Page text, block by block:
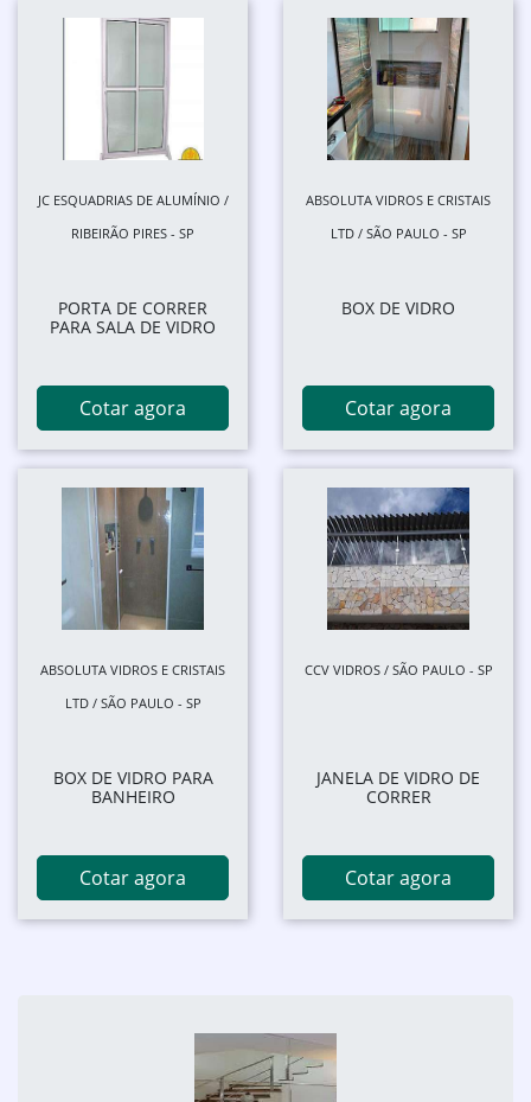
JC ESQUADRIAS DE ALUMÍNIO /
RIBEIRÃO PIRES - SP
PORTA DE CORRER
PARA SALA DE VIDRO
Cotar agora
ABSOLUTA VIDROS E CRISTAIS
LTD / SÃO PAULO - SP
BOX DE VIDRO
Cotar agora
ABSOLUTA VIDROS E CRISTAIS
LTD / SÃO PAULO - SP
BOX DE VIDRO PARA
BANHEIRO
Cotar agora
CCV VIDROS / SÃO PAULO - SP
JANELA DE VIDRO DE
CORRER
Cotar agora